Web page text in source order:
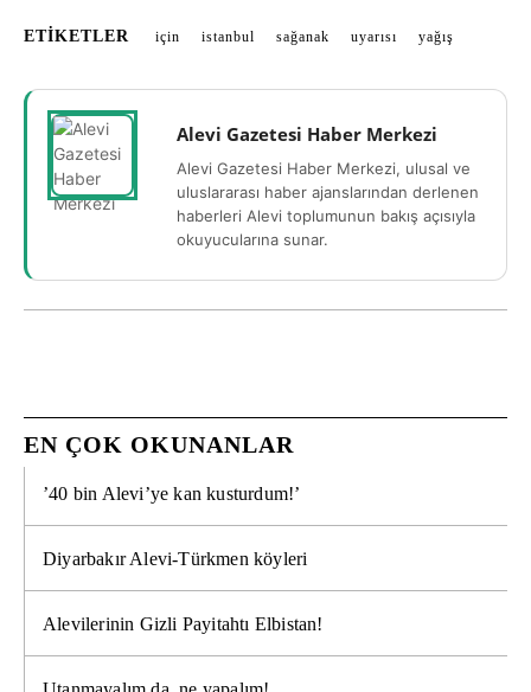
ETIKETLER için istanbul sağanak uyarısı yağış
Alevi Gazetesi Haber Merkezi
Alevi Gazetesi Haber Merkezi, ulusal ve
uluslararası haber ajanslarından derlenen
haberleri Alevi toplumunun bakış açısıyla
okuyucularına sunar.
EN ÇOK OKUNANLAR
’40 bin Alevi’ye kan kusturdum!’
Diyarbakır Alevi-Türkmen köyleri
Alevilerinin Gizli Payitahtı Elbistan!